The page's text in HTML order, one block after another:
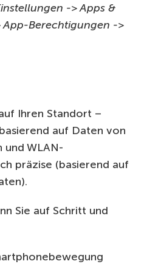
-> Apps &
Berechtigungen ->
Ihren Standort –
auf Daten von
und WLAN-
präzise (basierend auf
Sie auf Schritt und